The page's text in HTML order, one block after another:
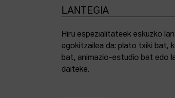
LANTEGIA
Hiru espezialitateek eskuzko
egokitzailea da: plato txiki bat,
bat, animazio-estudio bat edo
daiteke.